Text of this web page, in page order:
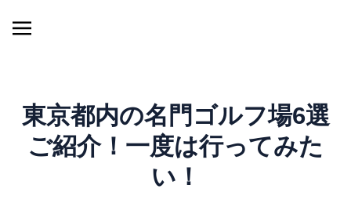
東京都内の名門ゴルフ場6選
ご紹介！一度は行ってみた
い！